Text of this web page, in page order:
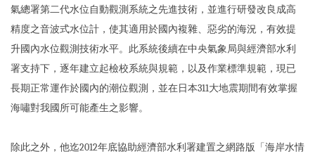
氣總署第二代水位自動觀測系統之先進技術，並進行研發改良成高
精度之音波式水位計，使其適用於國內複雜、惡劣的海況，有效提
升國內水位觀測技術水平。此系統後續在中央氣象局與經濟部水利
署支持下，逐年建立起檢校系統與規範，以及作業標準規範，現已
長期正常運作於國內的潮位觀測，並在日本311大地震期間有效掌握
海嘯對我國所可能產生之影響。
除此之外，他迄2012年底協助經濟部水利署建置之網路版「海岸水情